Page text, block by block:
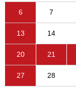
6 7
13 14
20 21
27 28